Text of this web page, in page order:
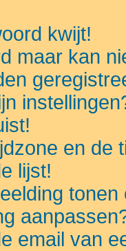
kwijt!
maar kan
en de
lijst!
email van